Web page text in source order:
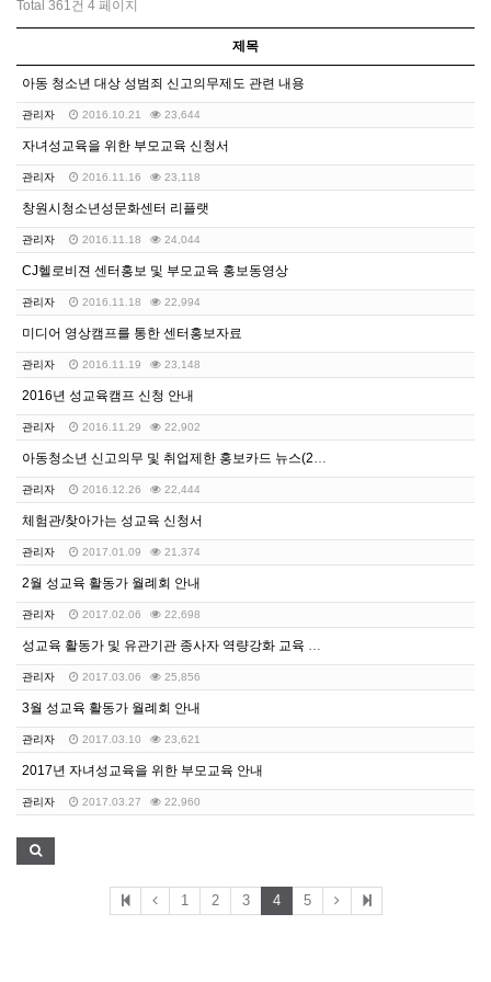
Total 361건 4 페이지
제목
아동 청소년 대상 성범죄 신고의무제도 관련 내용
관리자 2016.10.21 23,644
자녀성교육을 위한 부모교육 신청서
관리자 2016.11.16 23,118
창원시청소년성문화센터 리플랫
관리자 2016.11.18 24,044
CJ헬로비젼 센터홍보 및 부모교육 홍보동영상
관리자 2016.11.18 22,994
미디어 영상캠프를 통한 센터홍보자료
관리자 2016.11.19 23,148
2016년 성교육캠프 신청 안내
관리자 2016.11.29 22,902
아동청소년 신고의무 및 취업제한 홍보카드 뉴스(2차)
관리자 2016.12.26 22,444
체험관/찾아가는 성교육 신청서
관리자 2017.01.09 21,374
2월 성교육 활동가 월례회 안내
관리자 2017.02.06 22,698
성교육 활동가 및 유관기관 종사자 역량강화 교육 특강 …
관리자 2017.03.06 25,856
3월 성교육 활동가 월례회 안내
관리자 2017.03.10 23,621
2017년 자녀성교육을 위한 부모교육 안내
관리자 2017.03.27 22,960
1 2 3 4 5